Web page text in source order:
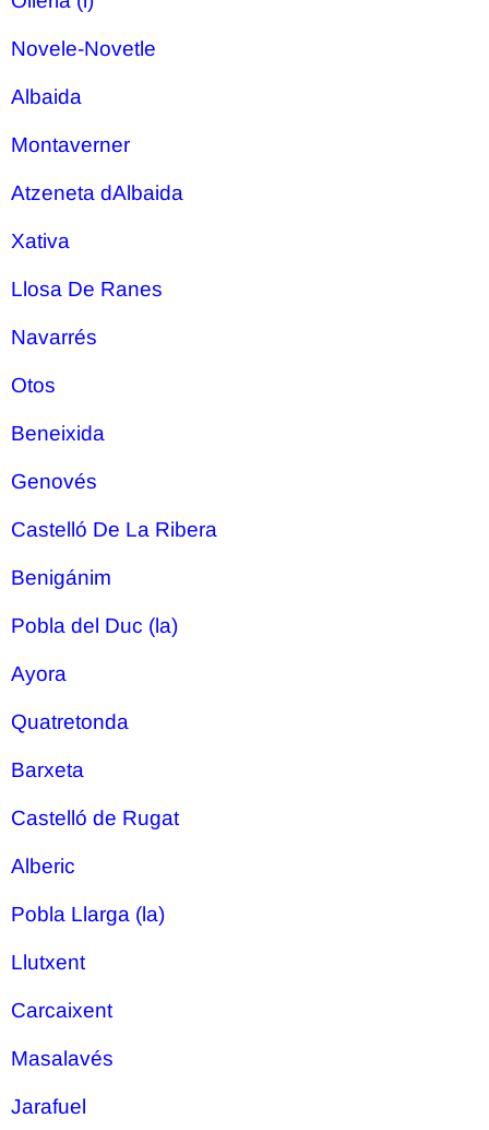
Novele-Novetle
Albaida
Montaverner
Atzeneta dAlbaida
Xativa
Llosa De Ranes
Navarrés
Otos
Beneixida
Genovés
Castelló De La Ribera
Benigánim
Pobla del Duc (la)
Ayora
Quatretonda
Barxeta
Castelló de Rugat
Alberic
Pobla Llarga (la)
Llutxent
Carcaixent
Masalavés
Jarafuel